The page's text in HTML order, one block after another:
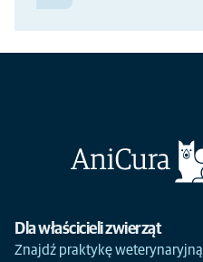
Dla właścicieli zwierząt
Znajdź praktykę weterynaryjną